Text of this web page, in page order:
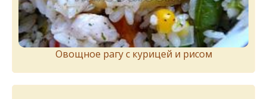
Овощное рагу с курицей и рисом